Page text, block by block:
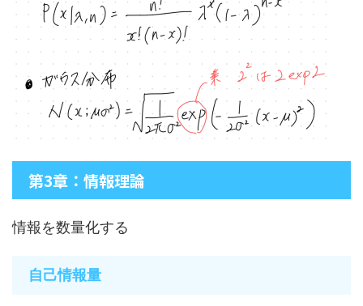
第3章：情報理論
情報を数量化する
自己情報量